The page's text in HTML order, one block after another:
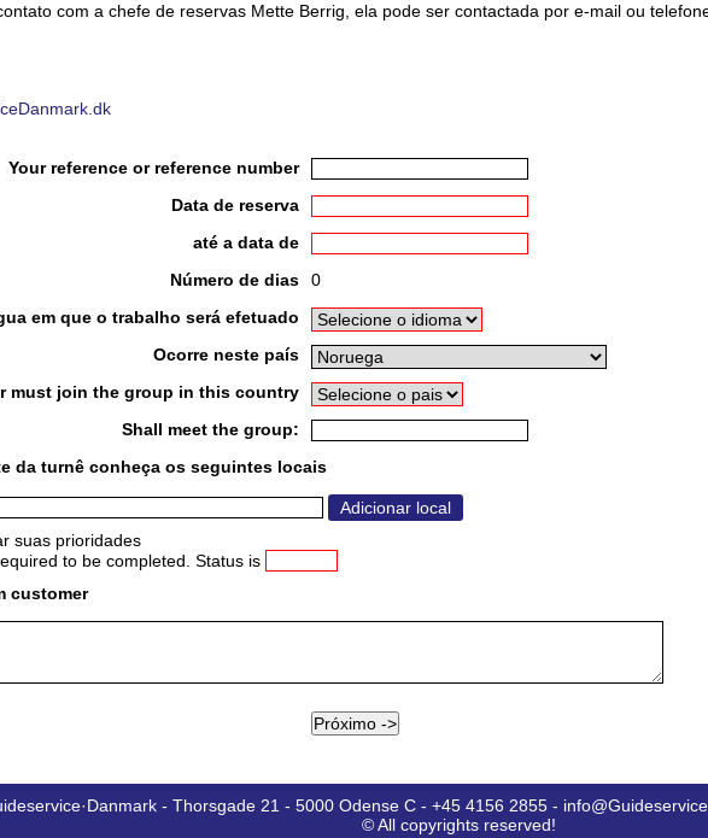
com a chefe de reservas Mette Berrig, ela pode ser contactada por e-mail ou
Your reference or reference number
Data de reserva
até a data de
Número de dias
0
em que o trabalho será efetuado
Ocorre neste país
must join the group in this country
Shall meet the group:
da turnê conheça os seguintes locais
suas prioridades
to be completed. Status is
customer
- Thorsgade 21 - 5000 Odense C - +45 4156 2855 -
© All copyrights reserved!